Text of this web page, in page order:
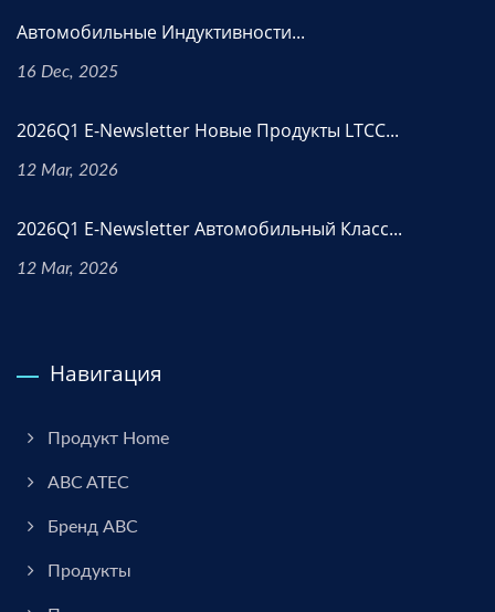
Автомобильные Индуктивности...
16 Dec, 2025
2026Q1 E-Newsletter Новые Продукты LTCC...
12 Mar, 2026
2026Q1 E-Newsletter Автомобильный Класс...
12 Mar, 2026
Навигация
Продукт Home
ABC ATEC
Бренд ABC
Продукты